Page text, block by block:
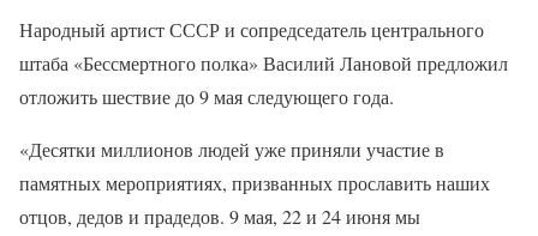
Народный артист СССР и сопредседатель центрального
штаба «Бессмертного полка» Василий Лановой предложил
отложить шествие до 9 мая следующего года.
«Десятки миллионов людей уже приняли участие в
памятных мероприятиях, призванных прославить наших
отцов, дедов и прадедов. 9 мая, 22 и 24 июня мы